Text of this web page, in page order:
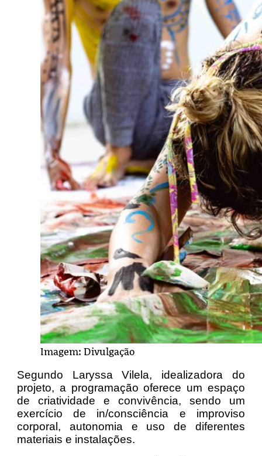
Imagem: Divulgação
Segundo Laryssa Vilela, idealizadora do
projeto, a programação oferece um espaço
de criatividade e convivência, sendo um
exercício de in/consciência e improviso
corporal, autonomia e uso de diferentes
materiais e instalações.